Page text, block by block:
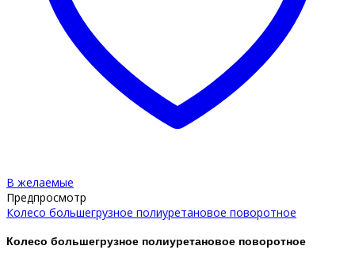
В желаемые
Предпросмотр
Колесо большегрузное полиуретановое поворотное
Колесо большегрузное полиуретановое поворотное